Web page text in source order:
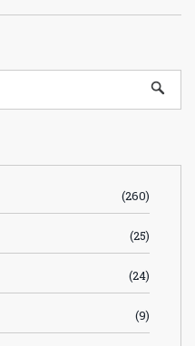
(260)
(25)
(24)
(9)